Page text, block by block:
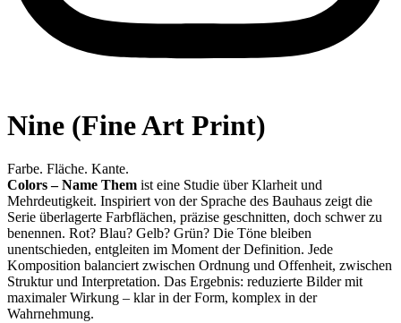
Nine (Fine Art Print)
Farbe. Fläche. Kante.
Colors – Name Them ist eine Studie über Klarheit und
Mehrdeutigkeit. Inspiriert von der Sprache des Bauhaus zeigt die
Serie überlagerte Farbflächen, präzise geschnitten, doch schwer zu
benennen. Rot? Blau? Gelb? Grün? Die Töne bleiben
unentschieden, entgleiten im Moment der Definition. Jede
Komposition balanciert zwischen Ordnung und Offenheit, zwischen
Struktur und Interpretation. Das Ergebnis: reduzierte Bilder mit
maximaler Wirkung – klar in der Form, komplex in der
Wahrnehmung.